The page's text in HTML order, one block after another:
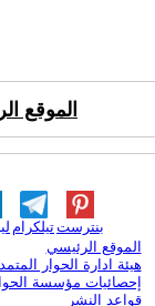
الموقع
تيلكرامبنترست
الموقع الرئيسي
هيئة ادارة الحوار
إحصائيات مؤسسة
قواعد النشر